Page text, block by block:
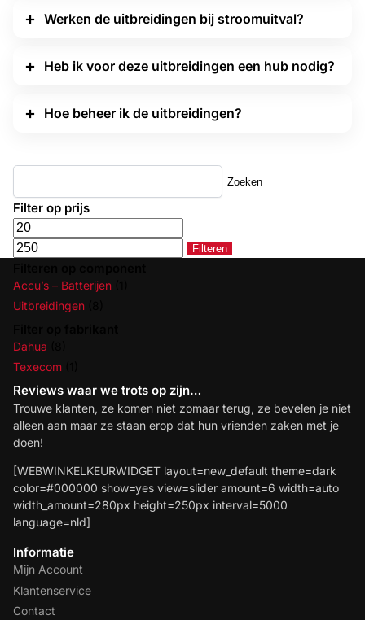
Werken de uitbreidingen bij stroomuitval?
Heb ik voor deze uitbreidingen een hub nodig?
Hoe beheer ik de uitbreidingen?
Zoeken
Filter op prijs
Filteren
Accu’s – Batterijen
Uitbreidingen
Dahua
Texecom
Reviews waar we trots op zijn…
Trouwe klanten, ze komen niet zomaar terug, ze bevelen je niet
alleen aan maar ze staan erop dat hun vrienden zaken met je
doen!
[WEBWINKELKEURWIDGET layout=new_default theme=dark
color=#000000 show=yes view=slider amount=6 width=auto
width_amount=280px height=250px interval=5000
language=nld]
Informatie
Mijn Account
Klantenservice
Contact